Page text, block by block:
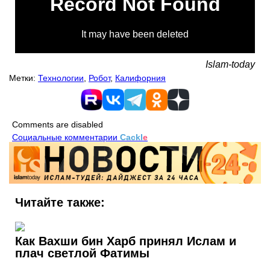
Islam-today
Метки: Технологии Робот, Калифорния
Comments are disabled
Социальные комментарии Cackle
Читайте также:
Как Вахши бин Харб принял Ислам и
плач светлой Фатимы